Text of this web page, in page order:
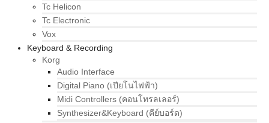
Tc Helicon
Tc Electronic
Vox
Keyboard & Recording
Korg
Audio Interface
Digital Piano (เปียโนไฟฟ้า)
Midi Controllers (คอนโทรลเลอร์)
Synthesizer&Keyboard (คีย์บอร์ด)